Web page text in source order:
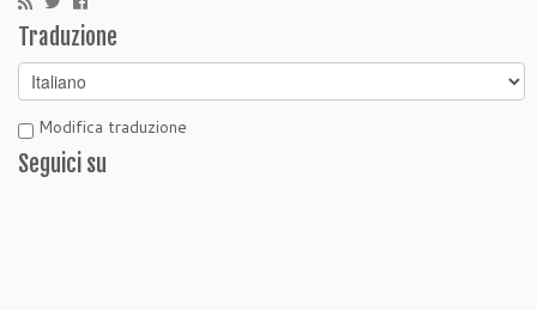
Traduzione
Modifica traduzione
Seguici su